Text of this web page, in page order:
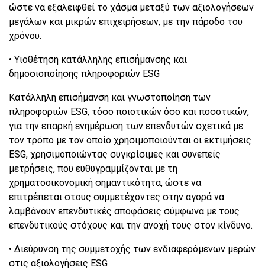
ώστε να εξαλειφθεί το χάσμα μεταξύ των αξιολογήσεων
μεγάλων και μικρών επιχειρήσεων, με την πάροδο του
χρόνου.
• Υιοθέτηση κατάλληλης επισήμανσης και
δημοσιοποίησης πληροφοριών ESG
Κατάλληλη επισήμανση και γνωστοποίηση των
πληροφοριών ESG, τόσο ποιοτικών όσο και ποσοτικών,
για την επαρκή ενημέρωση των επενδυτών σχετικά με
τον τρόπο με τον οποίο χρησιμοποιούνται οι εκτιμήσεις
ESG, χρησιμοποιώντας συγκρίσιμες και συνεπείς
μετρήσεις, που ευθυγραμμίζονται με τη
χρηματοοικονομική σημαντικότητα, ώστε να
επιτρέπεται στους συμμετέχοντες στην αγορά να
λαμβάνουν επενδυτικές αποφάσεις σύμφωνα με τους
επενδυτικούς στόχους και την ανοχή τους στον κίνδυνο.
• Διεύρυνση της συμμετοχής των ενδιαφερόμενων μερών
στις αξιολογήσεις ESG